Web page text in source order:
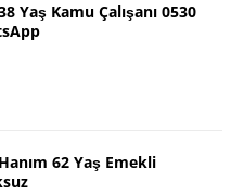
Yaş Kamu Çalışanı 0530
62 Yaş Emekli